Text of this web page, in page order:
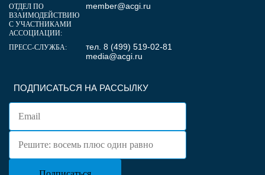
ПОДПИСАТЬСЯ НА РАССЫЛКУ
ОТДЕЛ ПО
ВЗАИМОДЕЙСТВИЮ
С УЧАСТНИКАМИ
АССОЦИАЦИИ:
member@acgi.ru
ПРЕСС-СЛУЖБА:
тел. 8 (499) 519-02-81
media@acgi.ru